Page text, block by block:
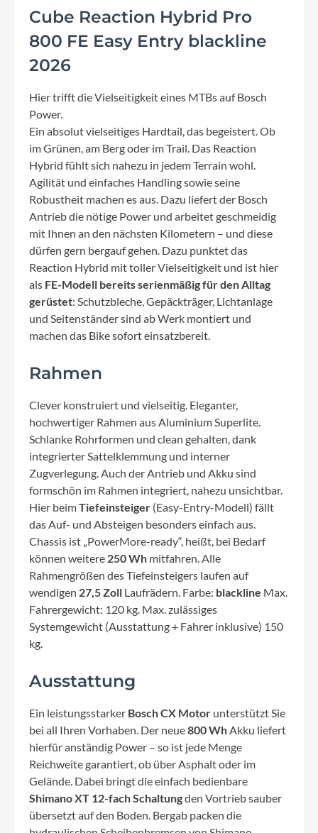
Cube Reaction Hybrid Pro
800 FE Easy Entry blackline
2026
Hier trifft die Vielseitigkeit eines MTBs auf Bosch
Power.
Ein absolut vielseitiges Hardtail, das begeistert. Ob
im Grünen, am Berg oder im Trail. Das Reaction
Hybrid fühlt sich nahezu in jedem Terrain wohl.
Agilität und einfaches Handling sowie seine
Robustheit machen es aus. Dazu liefert der Bosch
Antrieb die nötige Power und arbeitet geschmeidig
mit Ihnen an den nächsten Kilometern – und diese
dürfen gern bergauf gehen. Dazu punktet das
Reaction Hybrid mit toller Vielseitigkeit und ist hier
als FE-Modell bereits serienmäßig für den Alltag
gerüstet: Schutzbleche, Gepäckträger, Lichtanlage
und Seitenständer sind ab Werk montiert und
machen das Bike sofort einsatzbereit.
Rahmen
Clever konstruiert und vielseitig. Eleganter,
hochwertiger Rahmen aus Aluminium Superlite.
Schlanke Rohrformen und clean gehalten, dank
integrierter Sattelklemmung und interner
Zugverlegung. Auch der Antrieb und Akku sind
formschön im Rahmen integriert, nahezu unsichtbar.
Hier beimTiefeinsteiger (Easy-Entry-Modell) fällt
das Auf- und Absteigen besonders einfach aus.
Chassis ist „PowerMore-ready“, heißt, bei Bedarf
können weitere 250 Wh mitfahren. Alle
Rahmengrößen des Tiefeinsteigers laufen auf
wendigen 27,5 Zoll Laufrädern. Farbe: blackline Max.
Fahrergewicht: 120 kg. Max. zulässiges
Systemgewicht (Ausstattung + Fahrer inklusive) 150
kg.
Ausstattung
Ein leistungsstarker Bosch CX Motor unterstützt Sie
bei all Ihren Vorhaben. Der neue800 WhAkku liefert
hierfür anständig Power – so ist jede Menge
Reichweite garantiert, ob über Asphalt oder im
Gelände. Dabei bringt die einfach bedienbare
Shimano XT 12-fach Schaltungden Vortrieb sauber
übersetzt auf den Boden. Bergab packen die